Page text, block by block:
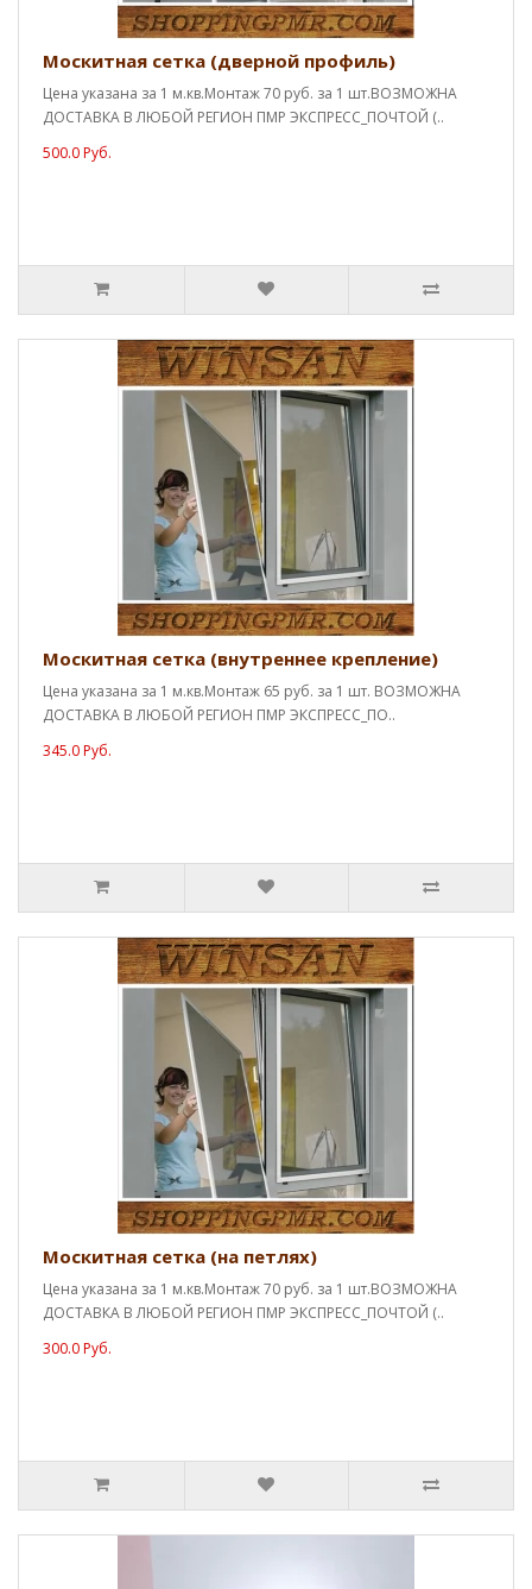
Москитная сетка (дверной профиль)
Цена указана за 1 м.кв.Монтаж 70 руб. за 1 шт.ВОЗМОЖНА
ДОСТАВКА В ЛЮБОЙ РЕГИОН ПМР ЭКСПРЕСС_ПОЧТОЙ (..
500.0 Руб.
Москитная сетка (внутреннее крепление)
Цена указана за 1 м.кв.Монтаж 65 руб. за 1 шт. ВОЗМОЖНА
ДОСТАВКА В ЛЮБОЙ РЕГИОН ПМР ЭКСПРЕСС_ПО..
345.0 Руб.
Москитная сетка (на петлях)
Цена указана за 1 м.кв.Монтаж 70 руб. за 1 шт.ВОЗМОЖНА
ДОСТАВКА В ЛЮБОЙ РЕГИОН ПМР ЭКСПРЕСС_ПОЧТОЙ (..
300.0 Руб.